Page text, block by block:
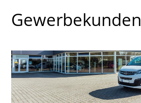
Gewerbekunden